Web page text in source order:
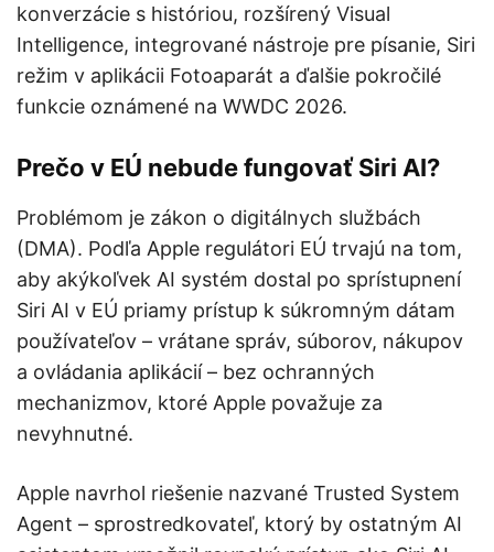
konverzácie s históriou, rozšírený Visual
Intelligence, integrované nástroje pre písanie, Siri
režim v aplikácii Fotoaparát a ďalšie pokročilé
funkcie oznámené na WWDC 2026.
Prečo v EÚ nebude fungovať Siri AI?
Problémom je zákon o digitálnych službách
(DMA). Podľa Apple regulátori EÚ trvajú na tom,
aby akýkoľvek AI systém dostal po sprístupnení
Siri AI v EÚ priamy prístup k súkromným dátam
používateľov – vrátane správ, súborov, nákupov
a ovládania aplikácií – bez ochranných
mechanizmov, ktoré Apple považuje za
nevyhnutné.
Apple navrhol riešenie nazvané Trusted System
Agent – sprostredkovateľ, ktorý by ostatným AI